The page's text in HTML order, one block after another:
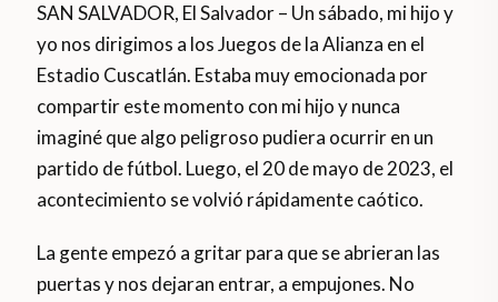
SAN SALVADOR, El Salvador – Un sábado, mi hijo y
yo nos dirigimos a los Juegos de la Alianza en el
Estadio Cuscatlán. Estaba muy emocionada por
compartir este momento con mi hijo y nunca
imaginé que algo peligroso pudiera ocurrir en un
partido de fútbol. Luego, el 20 de mayo de 2023, el
acontecimiento se volvió rápidamente caótico.
La gente empezó a gritar para que se abrieran las
puertas y nos dejaran entrar, a empujones. No